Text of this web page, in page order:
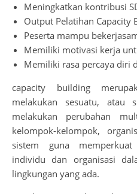
Meningkatkan kontribusi
Output Pelatihan Capacity
Peserta mampu
Memiliki motivasi kerja
Memiliki rasa percaya diri
capacity building
melakukan sesuatu, atau
melakukan perubahan
kelompok-kelompok,
sistem guna memperkuat
individu dan organisasi
lingkungan yang ada.